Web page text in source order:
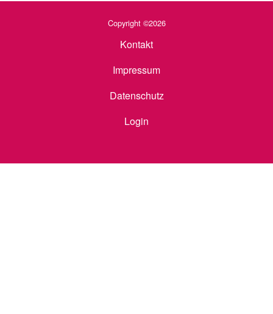
Copyright ©2026
Kontakt
Impressum
Datenschutz
Login